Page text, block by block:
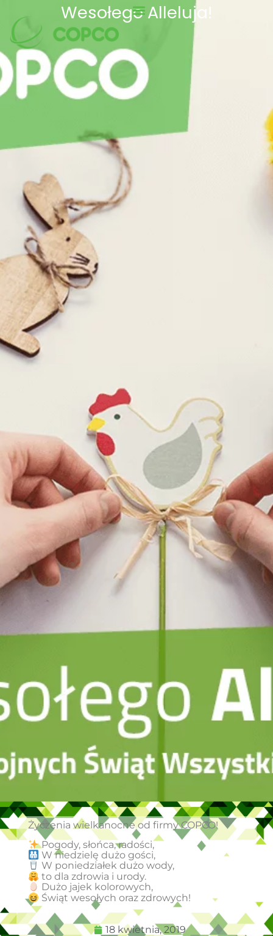
Wesołego Alleluja!
Życzenia wielkanocne od firmy COPCO!
Pogody, słońca, radości,
W niedzielę dużo gości,
W poniedziałek dużo wody,
to dla zdrowia i urody.
Dużo jajek kolorowych,
Świąt wesołych oraz zdrowych!
18 kwietnia, 2019